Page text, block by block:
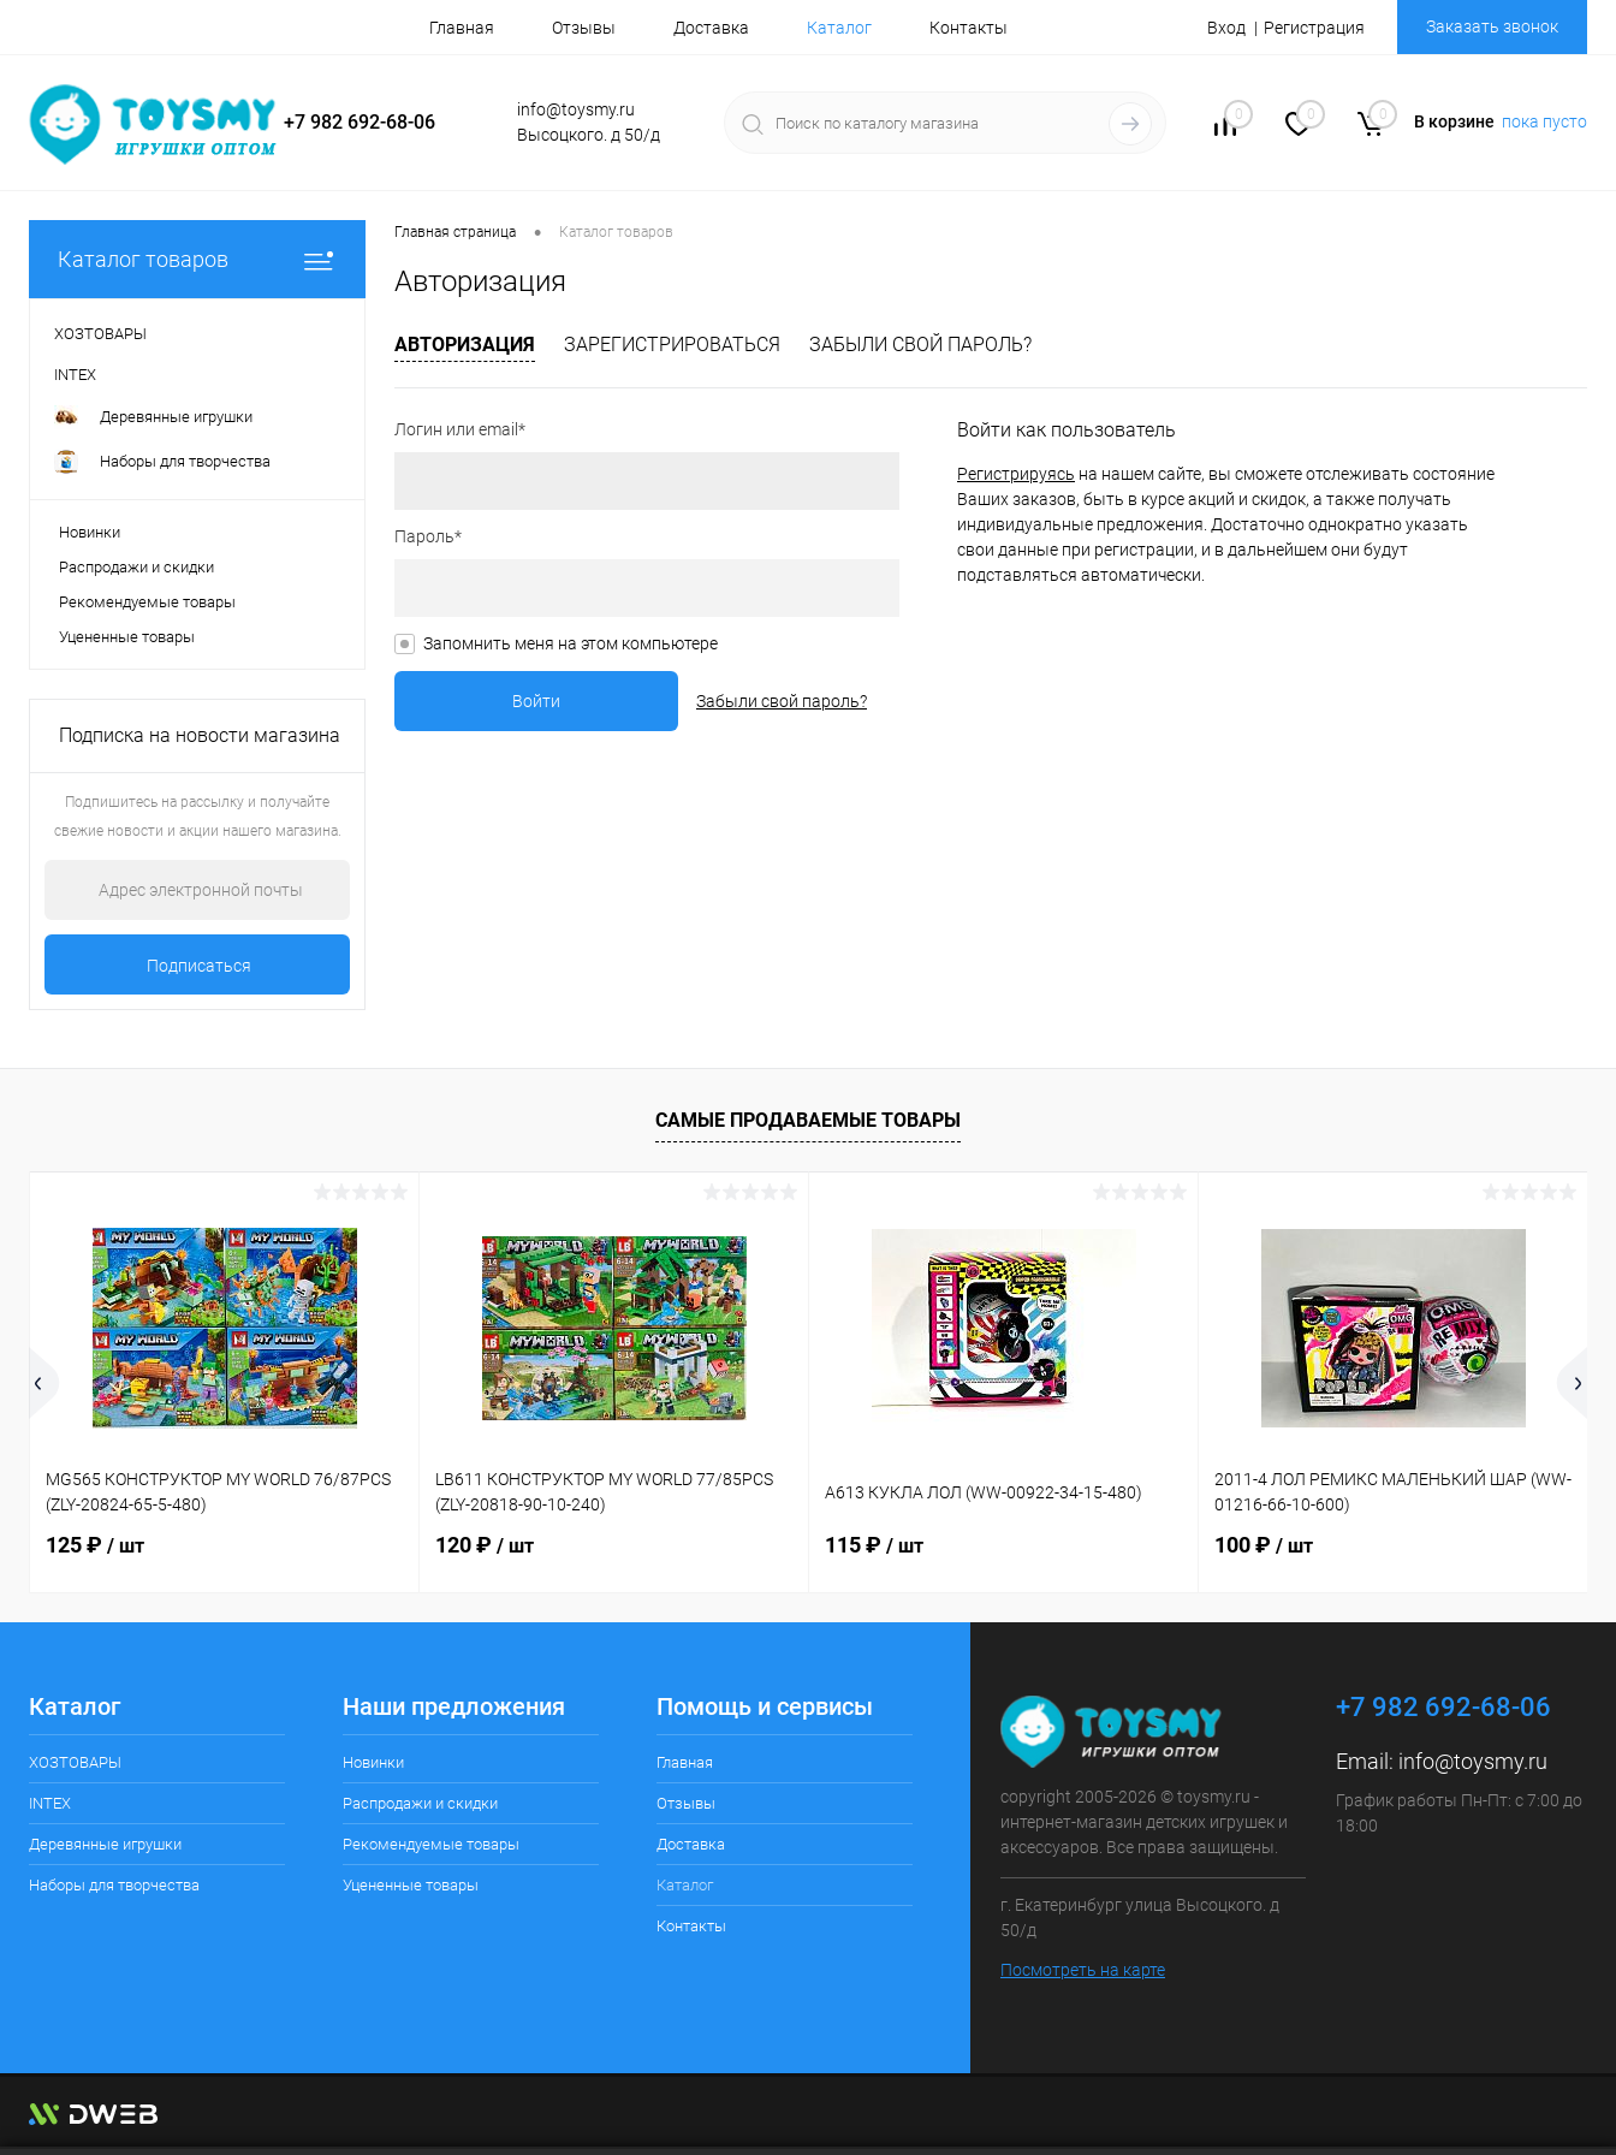
Главная Отзывы Доставка Каталог Контакты Вход Регистрация Заказать звонок
+7 982 692-68-06
info@toysmy.ru
Высоцкого. д 50/д
0 0 0 В корзине пока пусто
Каталог товаров
ХОЗТОВАРЫ
INTEX
Деревянные игрушки
Наборы для творчества
Новинки
Распродажи и скидки
Рекомендуемые товары
Уцененные товары
Подписка на новости магазина
Подпишитесь на рассылку и получайте
свежие новости и акции нашего магазина.
Главная страница • Каталог товаров
Авторизация
АВТОРИЗАЦИЯ ЗАРЕГИСТРИРОВАТЬСЯ ЗАБЫЛИ СВОЙ ПАРОЛЬ?
Логин или email*
Пароль*
Запомнить меня на этом компьютере
Забыли свой пароль?
Войти как пользователь
Регистрируясь на нашем сайте, вы сможете отслеживать состояние
Ваших заказов, быть в курсе акций и скидок, а также получать
индивидуальные предложения. Достаточно однократно указать
свои данные при регистрации, и в дальнейшем они будут
подставляться автоматически.
САМЫЕ ПРОДАВАЕМЫЕ ТОВАРЫ
MG565 КОНСТРУКТОР MY WORLD 76/87PCS
(ZLY-20824-65-5-480)
125 ₽ / шт
LB611 КОНСТРУКТОР MY WORLD 77/85PCS
(ZLY-20818-90-10-240)
120 ₽ / шт
A613 КУКЛА ЛОЛ (WW-00922-34-15-480)
115 ₽ / шт
2011-4 ЛОЛ РЕМИКС МАЛЕНЬКИЙ ШАР (WW-
01216-66-10-600)
100 ₽ / шт
Каталог
ХОЗТОВАРЫ
INTEX
Деревянные игрушки
Наборы для творчества
Наши предложения
Новинки
Распродажи и скидки
Рекомендуемые товары
Уцененные товары
Помощь и сервисы
Главная
Отзывы
Доставка
Каталог
Контакты
copyright 2005-2026 © toysmy.ru -
интернет-магазин детских игрушек и
аксессуаров. Все права защищены.
г. Екатеринбург улица Высоцкого. д
50/д
Посмотреть на карте
+7 982 692-68-06
Email: info@toysmy.ru
График работы Пн-Пт: с 7:00 до
18:00